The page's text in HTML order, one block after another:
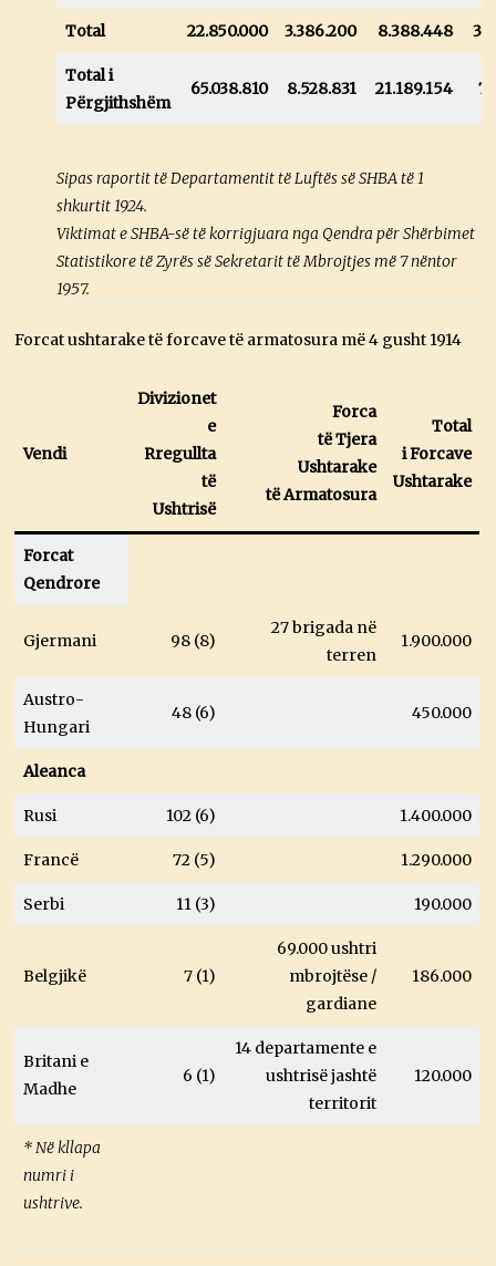
Total 22.850.000 3.386.200 8.388.448
Total i
Përgjithshëm
65.038.810 8.528.831 21.189.154
Sipas raportit të Departamentit të Luftës së SHBA të 1
shkurtit 1924.
Viktimat e SHBA-së të korrigjuara nga Qendra për Shërbimet
Statistikore të Zyrës së Sekretarit të Mbrojtjes më 7 nëntor
1957.
Forcat ushtarake të forcave të armatosura më 4 gusht 1914
Vendi
Divizionet
e
Rregullta
të
Ushtrisë
Forca
të Tjera
Ushtarake
të Armatosura
Total
i Forcave
Ushtarake
Forcat
Qendrore
Gjermani 98 (8)
27 brigada në
terren
1.900.000
Austro-
Hungari
48 (6) 450.000
Aleanca
Rusi 102 (6) 1.400.000
Francë 72 (5) 1.290.000
Serbi 11 (3) 190.000
Belgjikë 7 (1)
69.000 ushtri
mbrojtëse /
gardiane
186.000
Britani e
Madhe
6 (1)
14 departamente e
ushtrisë jashtë
territorit
120.000
* Në kllapa
numri i
ushtrive.